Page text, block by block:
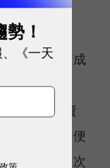
一個環節最成
段創造價
澱為會員資
牌影響力，便
是依賴一次次
！
《一天